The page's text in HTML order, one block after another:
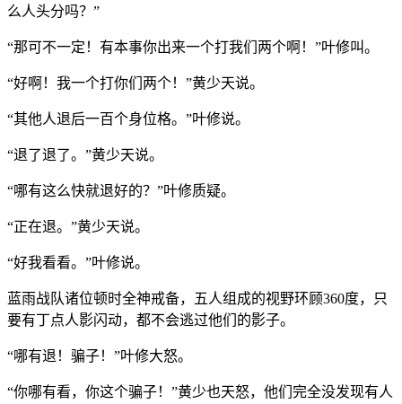
么人头分吗？”
“那可不一定！有本事你出来一个打我们两个啊！”叶修叫。
“好啊！我一个打你们两个！”黄少天说。
“其他人退后一百个身位格。”叶修说。
“退了退了。”黄少天说。
“哪有这么快就退好的？”叶修质疑。
“正在退。”黄少天说。
“好我看看。”叶修说。
蓝雨战队诸位顿时全神戒备，五人组成的视野环顾360度，只
要有丁点人影闪动，都不会逃过他们的影子。
“哪有退！骗子！”叶修大怒。
“你哪有看，你这个骗子！”黄少也天怒，他们完全没发现有人